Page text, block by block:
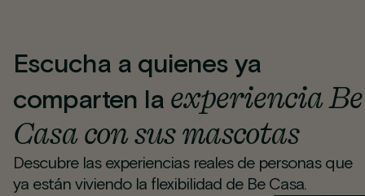
Escucha a quienes ya
comparten la experiencia Be
Casa con sus mascotas
Descubre las experiencias reales de personas que
ya están viviendo la flexibilidad de Be Casa.